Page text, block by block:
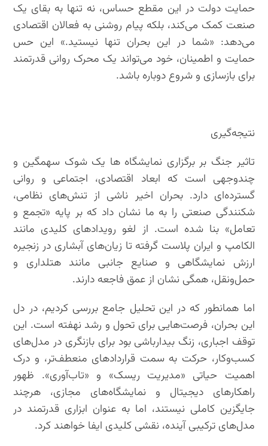
حمایت دولت در این مقطع حساس، نه تنها به بقای یک
صنعت کمک می‌کند، بلکه پیام روشنی به فعالان اقتصادی
می‌دهد: «شما در این بحران تنها نیستید.» این حس
حمایت و اطمینان، خود می‌تواند یک محرک روانی قدرتمند
برای بازسازی و شروع دوباره باشد.
نتیجه‌گیری
تاثیر جنگ بر برگزاری نمایشگاه ها یک شوک سهمگین و
چندوجهی است که ابعاد اقتصادی، اجتماعی و روانی
گسترده‌ای دارد. بحران اخیر ناشی از تنش‌های نظامی،
شکنندگی صنعتی را به ما نشان داد که بر پایه «تجمع و
تعامل» بنا شده است. از لغو رویدادهای کلیدی مانند
الکامپ و ایران پلاست گرفته تا زیان‌های آبشاری در زنجیره
ارزش نمایشگاهی و صنایع جانبی مانند هتلداری و
حمل‌ونقل، همگی نشان از عمق فاجعه دارند.
اما همانطور که در این تحلیل جامع بررسی کردیم، در دل
این بحران، فرصت‌هایی برای تحول و رشد نهفته است. این
توقف اجباری، زنگ بیدارباشی بود برای بازنگری در مدل‌های
کسب‌وکار، حرکت به سمت قراردادهای منعطف‌تر، و درک
اهمیت حیاتی «مدیریت ریسک» و «تاب‌آوری». ظهور
راهکارهای دیجیتال و نمایشگاه‌های مجازی، هرچند
جایگزین کاملی نیستند، اما به عنوان ابزاری قدرتمند در
مدل‌های ترکیبی آینده، نقشی کلیدی ایفا خواهند کرد.